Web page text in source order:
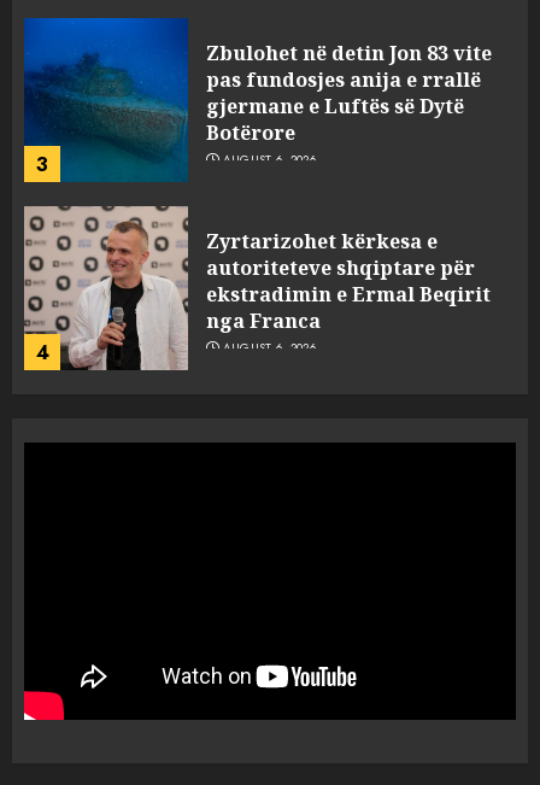
4
Zyrtarizohet kërkesa e
autoriteteve shqiptare për
ekstradimin e Ermal Beqirit
nga Franca
AUGUST 6, 2026
5
A do të ketë rrezik për Tokën?
Anija kozmike e SpaceX
përplaset në Hënë
AUGUST 6, 2026
2
Sayed fiton zgjedhjet në
Miçigan
AUGUST 6, 2026